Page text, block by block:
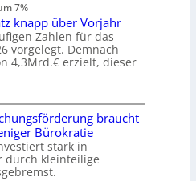
7%
knapp über Vorjahr
Zahlen für das
vorgelegt. Demnach
4,3Mrd.€ erzielt, dieser
braucht
Bürokratie
stark in
durch kleinteilige